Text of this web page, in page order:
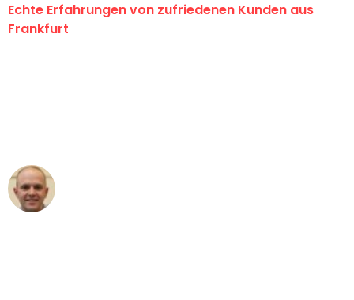
Echte Erfahrungen von zufriedenen Kunden aus
Frankfurt